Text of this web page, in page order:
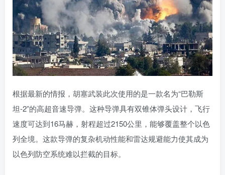
根据最新的情报，胡塞武装此次使用的是一款名为“巴勒斯
坦-2”的高超音速导弹。这种导弹具有双锥体弹头设计，飞行
速度可达到16马赫，射程超过2150公里，能够覆盖整个以色
列全境。这款导弹的复杂机动性能和雷达规避能力使其成为
以色列防空系统难以拦截的目标。